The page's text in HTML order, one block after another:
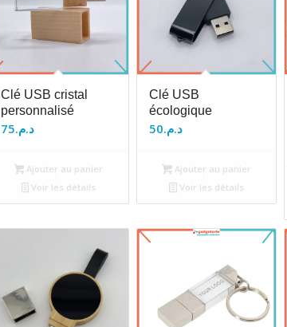
Clé USB cristal
personnalisé
د.م.75
Ajouter au panier
Voir les détails
Clé USB
écologique
د.م.50
Ajouter au panier
Voir les détails